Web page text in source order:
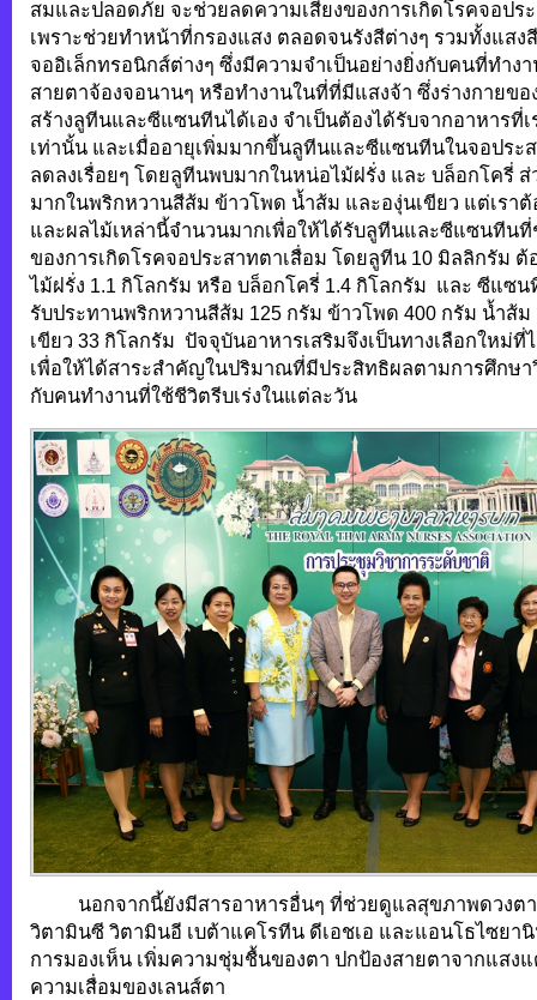
สมและปลอดภัย จะช่วยลดความเสี่ยงของการเกิดโรคจอปร
เพราะช่วยทำหน้าที่กรองแสง ตลอดจนรังสีต่างๆ รวมทั้งแส
จออิเล็กทรอนิกส์ต่างๆ ซึ่งมีความจำเป็นอย่างยิ่งกับคนที่ทำง
สายตาจ้องจอนานๆ หรือทำงานในที่ที่มีแสงจ้า ซึ่งร่างกายขอ
สร้างลูทีนและซีแซนทีนได้เอง จำเป็นต้องได้รับจากอาหารที่
เท่านั้น และเมื่ออายุเพิ่มมากขึ้นลูทีนและซีแซนทีนในจอประ
ลดลงเรื่อยๆ โดยลูทีนพบมากในหน่อไม้ฝรั่ง และ บล็อกโครี่
มากในพริกหวานสีส้ม ข้าวโพด น้ำส้ม และองุ่นเขียว แต่เรา
และผลไม้เหล่านี้จำนวนมากเพื่อให้ได้รับลูทีนและซีแซนทีนที่
ของการเกิดโรคจอประสาทตาเสื่อม โดยลูทีน 10 มิลลิกรัม
ไม้ฝรั่ง 1.1 กิโลกรัม หรือ บล็อกโครี่ 1.4 กิโลกรัม และ ซีแซ
รับประทานพริกหวานสีส้ม 125 กรัม ข้าวโพด 400 กรัม น้ำส้ม
เขียว 33 กิโลกรัม ปัจจุบันอาหารเสริมจึงเป็นทางเลือกใหม่
เพื่อให้ได้สาระสำคัญในปริมาณที่มีประสิทธิผลตามการศึกษา
กับคนทำงานที่ใช้ชีวิตรีบเร่งในแต่ละวัน
นอกจากนี้ยังมีสารอาหารอื่นๆ ที่ช่วยดูแลสุขภาพดวงตา
วิตามินซี วิตามินอี เบต้าแคโรทีน ดีเอชเอ และแอนโธไซยา
การมองเห็น เพิ่มความชุ่มชื้นของตา ปกป้องสายตาจากแสง
ความเสื่อมของเลนส์ตา